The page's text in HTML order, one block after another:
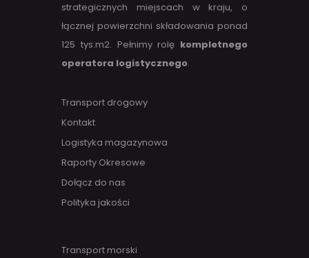
strategicznych miejscach w kraju, o
łącznej powierzchni składowania ponad
125 tys.m2. Pełnimy rolę kompletnego
operatora logistycznego.
Transport drogowy
Kontakt
Logistyka magazynowa
Raporty Okresowe
Dołącz do nas
Polityka jakości
Transport morski